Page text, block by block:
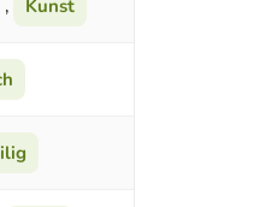
, Kunst